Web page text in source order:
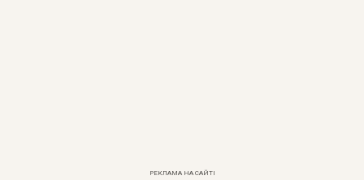
РЕКЛАМА НА САЙТІ